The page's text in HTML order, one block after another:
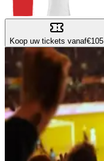
Koop uw tickets vanaf€105